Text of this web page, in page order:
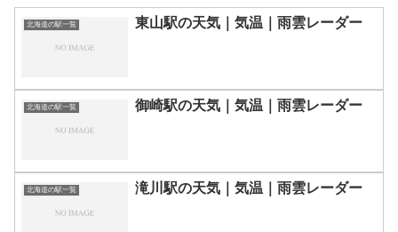
北海道の駅一覧 東山駅の天気｜気温｜雨雲レーダー
北海道の駅一覧 御崎駅の天気｜気温｜雨雲レーダー
北海道の駅一覧 滝川駅の天気｜気温｜雨雲レーダー